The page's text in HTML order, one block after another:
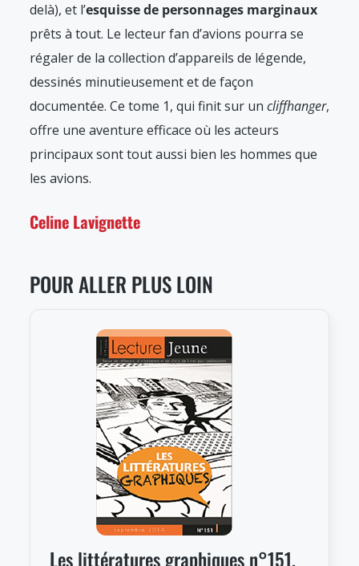
delà), et l’esquisse de personnages marginaux
prêts à tout. Le lecteur fan d’avions pourra se
régaler de la collection d’appareils de légende,
dessinés minutieusement et de façon
documentée. Ce tome 1, qui finit sur un cliffhanger,
offre une aventure efficace où les acteurs
principaux sont tout aussi bien les hommes que
les avions.
Celine Lavignette
POUR ALLER PLUS LOIN
Les littératures graphiques n°151,